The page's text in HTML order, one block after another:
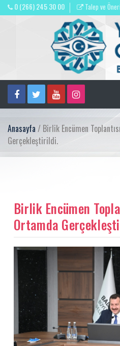
0 (266) 245 30 00 Talep ve Öneri
Anasayfa / Birlik Encümen
Gerçekleştirildi.
Birlik Encümen
Ortamda